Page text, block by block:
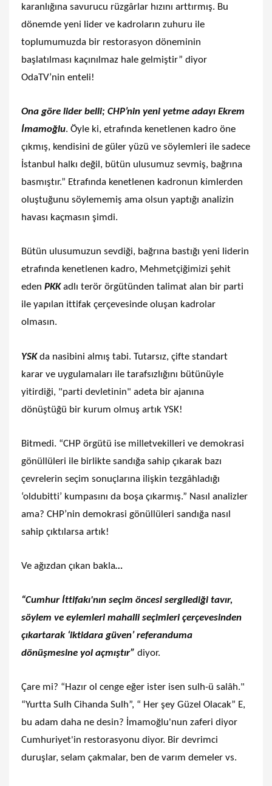
karanlığına savurucu rüzgârlar hızını arttırmış. Bu
dönemde yeni lider ve kadroların zuhuru ile
toplumumuzda bir restorasyon döneminin
başlatılması kaçınılmaz hale gelmiştir” diyor
OdaTV’nin enteli!
Ona göre lider belli; CHP’nin yeni yetme adayı Ekrem
İmamoğlu. Öyle ki, etrafında kenetlenen kadro öne
çıkmış, kendisini de güler yüzü ve söylemleri ile sadece
İstanbul halkı değil, bütün ulusumuz sevmiş, bağrına
basmıştır.” Etrafında kenetlenen kadronun kimlerden
oluştuğunu söylememiş ama olsun yaptığı analizin
havası kaçmasın şimdi.
Bütün ulusumuzun sevdiği, bağrına bastığı yeni liderin
etrafında kenetlenen kadro, Mehmetçiğimizi şehit
eden PKKadlı terör örgütünden talimat alan bir parti
ile yapılan ittifak çerçevesinde oluşan kadrolar
olmasın.
YSKda nasibini almış tabi. Tutarsız, çifte standart
karar ve uygulamaları ile tarafsızlığını bütünüyle
yitirdiği, "parti devletinin" adeta bir ajanına
dönüştüğü bir kurum olmuş artık YSK!
Bitmedi. “CHP örgütü ise milletvekilleri ve demokrasi
gönüllüleri ile birlikte sandığa sahip çıkarak bazı
çevrelerin seçim sonuçlarına ilişkin tezgâhladığı
‘oldubitti’ kumpasını da boşa çıkarmış.” Nasıl analizler
ama? CHP’nin demokrasi gönüllüleri sandığa nasıl
sahip çıktılarsa artık!
Ve ağızdan çıkan bakla…
“Cumhur İttifakı'nın seçim öncesi sergilediği tavır,
söylem ve eylemleri mahalli seçimleri çerçevesinden
çıkartarak ‘iktidara güven’ referanduma
dönüşmesine yol açmıştır” diyor.
Çare mi? “Hazır ol cenge eğer ister isen sulh-ü salâh."
“Yurtta Sulh Cihanda Sulh”, “ Her şey Güzel Olacak” E,
bu adam daha ne desin? İmamoğlu'nun zaferi diyor
Cumhuriyet'in restorasyonu diyor. Bir devrimci
duruşlar, selam çakmalar, ben de varım demeler vs.